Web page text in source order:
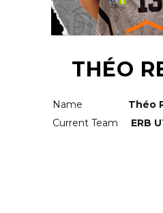
THÉO
Name
Théo
Current Team
ERB